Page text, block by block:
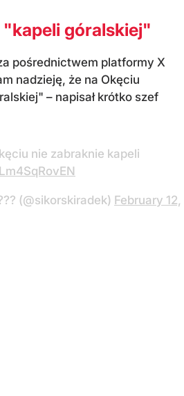
"kapeli góralskiej"
pośrednictwem platformy X
nadzieję, że na Okęciu
– napisał krótko szef
nie zabraknie kapeli
(@sikorskiradek) February 12,